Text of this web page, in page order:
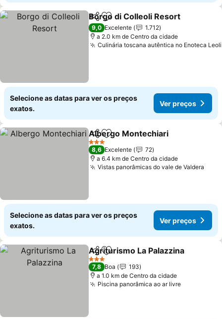
PartilharAdicionar aos favoritos
Borgo di Colleoli Resort
9,0 Excelente
1.712
a 2.0 km de Centro da cidade
Culinária toscana autêntica no Enoteca Leoli
Selecione as datas para ver os preços
exatos.
Ver preços
PartilharAdicionar aos favoritos
Albergo Montechiari
3 Estrelas
8,6 Excelente
72
a 6.4 km de Centro da cidade
Vistas panorâmicas do vale de Valdera
Selecione as datas para ver os preços
exatos.
Ver preços
PartilharAdicionar aos favoritos
Agriturismo La Palazzina
3 Estrelas
7,8 Boa
193
a 1.0 km de Centro da cidade
Piscina panorâmica ao ar livre